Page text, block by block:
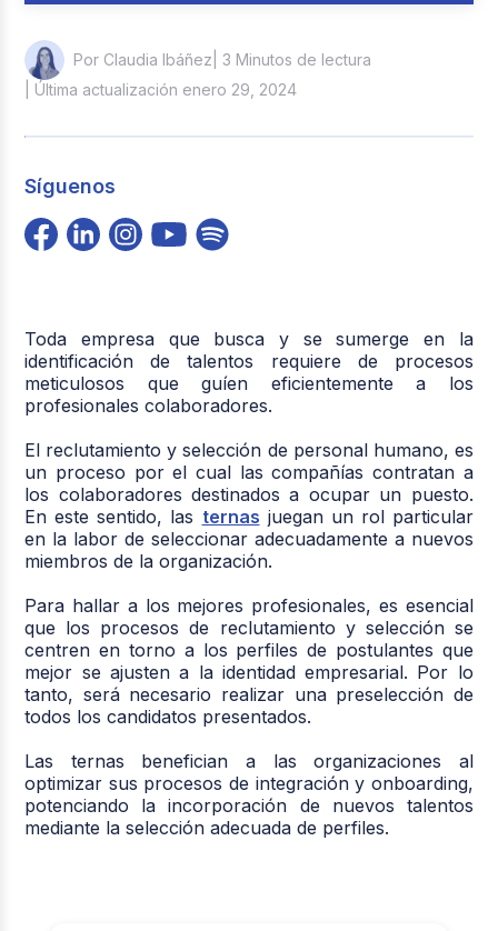
Por Claudia Ibáñez | 3 Minutos de lectura
| Última actualización enero 29, 2024
Síguenos
Toda empresa que busca y se sumerge en la
identificación de talentos requiere de procesos
meticulosos que guíen eficientemente a los
profesionales colaboradores.
El reclutamiento y selección de personal humano, es
un proceso por el cual las compañías contratan a
los colaboradores destinados a ocupar un puesto.
En este sentido, las ternas juegan un rol particular
en la labor de seleccionar adecuadamente a nuevos
miembros de la organización.
Para hallar a los mejores profesionales, es esencial
que los procesos de reclutamiento y selección se
centren en torno a los perfiles de postulantes que
mejor se ajusten a la identidad empresarial. Por lo
tanto, será necesario realizar una preselección de
todos los candidatos presentados.
Las ternas benefician a las organizaciones al
optimizar sus procesos de integración y onboarding,
potenciando la incorporación de nuevos talentos
mediante la selección adecuada de perfiles.